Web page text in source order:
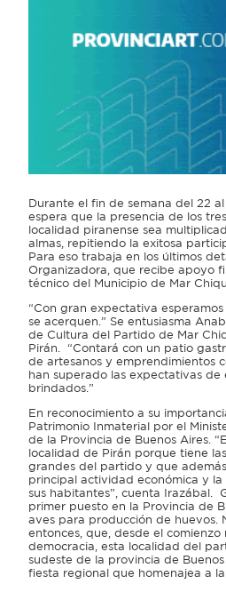
Durante el fin de semana del 22
espera que la presencia de los
localidad piranense sea
almas, repitiendo la exitosa
Para eso trabaja en los últimos
Organizadora, que recibe apoyo
técnico del Municipio de Mar
“Con gran expectativa
se acerquen.” Se entusiasma
de Cultura del Partido de Mar
Pirán. “Contará con un patio
de artesanos y emprendimientos
han superado las expectativas de
brindados.”
En reconocimiento a su
Patrimonio Inmaterial por el
de la Provincia de Buenos Aires.
localidad de Pirán porque tiene
grandes del partido y que
principal actividad económica y
sus habitantes”, cuenta Irazábal.
primer puesto en la Provincia de
aves para producción de huevos.
entonces, que, desde el comienzo
democracia, esta localidad del
sudeste de la provincia de
fiesta regional que homenajea a